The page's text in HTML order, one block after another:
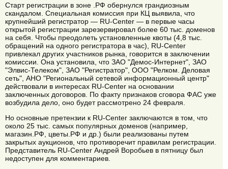
Старт регистрации в зоне .РФ обернулся грандиозным
скандалом. Специальная комиссия при КЦ выявила, что
крупнейший регистратор — RU-Center — в первые часы
открытой регистрации зарезервировал более 60 тыс. доменов
на себя. Чтобы преодолеть установленные квоты (4,8 тыс.
обращений на одного регистратора в час), RU-Center
привлекал других участников рынка, говорится в заключении
комиссии. Она установила, что ЗАО "Демос-Интернет", ЗАО
"Элвис-Телеком", ЗАО "Регистратор", ООО "Релком. Деловая
сеть", АНО "Региональный сетевой информационный центр"
действовали в интересах RU-Center на основании
заключенных договоров. По факту признаков сговора ФАС уже
возбудила дело, оно будет рассмотрено 24 февраля.
Но основные претензии к RU-Center заключаются в том, что
около 25 тыс. самых популярных доменов (например,
магазин.РФ, цветы.РФ и др.) были реализованы путем
закрытых аукционов, что противоречит правилам регистрации.
Представитель RU-Center Андрей Воробьев в пятницу был
недоступен для комментариев.